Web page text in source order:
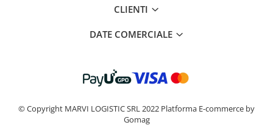
CLIENTI
DATE COMERCIALE
© Copyright MARVI LOGISTIC SRL 2022 Platforma E-commerce by
Gomag